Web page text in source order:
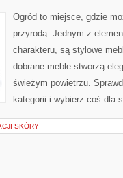
Ogród to miejsce, gdzie
przyrodą. Jednym z
charakteru, są stylowe
dobrane meble stworzą
świeżym powietrzu.
kategorii i wybierz coś dla
SKÓRY